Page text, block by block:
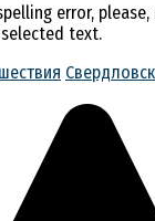
error,
text.